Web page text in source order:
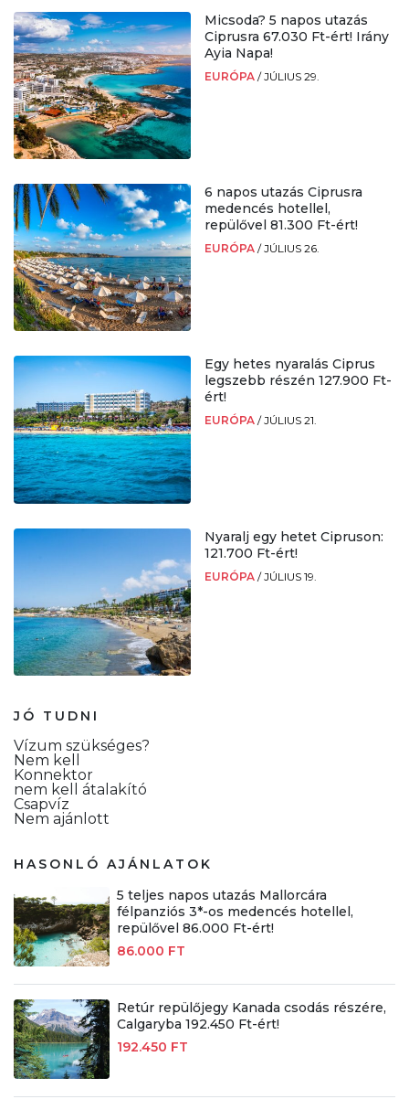
Micsoda? 5 napos utazás
Ciprusra 67.030 Ft-ért! Irány
Ayia Napa!
EURÓPA /JÚLIUS 29.
6 napos utazás Ciprusra
medencés hotellel,
repülővel 81.300 Ft-ért!
EURÓPA /JÚLIUS 26.
Egy hetes nyaralás Ciprus
legszebb részén 127.900 Ft-
ért!
EURÓPA /JÚLIUS 21.
Nyaralj egy hetet Cipruson:
121.700 Ft-ért!
EURÓPA /JÚLIUS 19.
JÓ TUDNI
Vízum szükséges?
Nem kell
Konnektor
nem kell átalakító
Csapvíz
Nem ajánlott
HASONLÓ AJÁNLATOK
5 teljes napos utazás Mallorcára
félpanziós 3*-os medencés hotellel,
repülővel 86.000 Ft-ért!
86.000 FT
Retúr repülőjegy Kanada csodás részére,
Calgaryba 192.450 Ft-ért!
192.450 FT